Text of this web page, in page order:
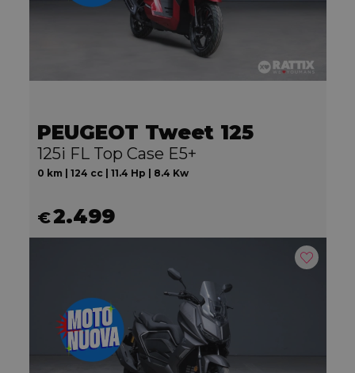
PEUGEOT Tweet 125
125i FL Top Case E5+
0 km | 124 cc | 11.4 Hp | 8.4 Kw
€2.499